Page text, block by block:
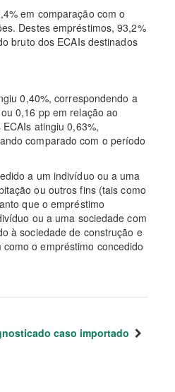
em comparação com o
Destes empréstimos, 93,2%
bruto dos ECAIs destinados
0,40%, correspondendo a
0,16 pp em relação ao
atingiu 0,63%,
comparado com o período
a um indivíduo ou a uma
ou outros fins (tais como
que o empréstimo
ou a uma sociedade com
à sociedade de construção e
o empréstimo concedido
caso importado